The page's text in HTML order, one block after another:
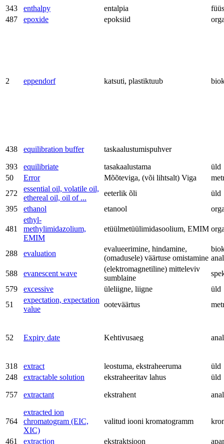
343
enthalpy entalpia
487
epoxide epoksiid
2 eppendorf katsuti, plastiktuub
438 equilibration buffer taskaalustumispuhver
393 equilibriate tasakaalustama
üld
50
Error Mõõteviga, (või lihtsalt) Viga
272
essential oil, volatile oil,
ethereal oil, oil of ...
eeterlik õli
üld
395
ethanol etanool
481
ethyl-
methylimidazolium,
EMIM
etüülmetüülimidasoolium, EMIM
288 evaluation
evalueerimine, hindamine,
(omadusele) väärtuse omistamine
588
evanescent wave
(elektromagnetiline) mitteleviv
sumblaine
579
excessive üleliigne, liigne
üld
51
expectation, expectation
value
ooteväärtus
52 Expiry date Kehtivusaeg
318 extract leostuma, ekstraheeruma
üld
248
extractable solution ekstraheeritav lahus üld
757 extractant ekstrahent
764
extracted ion
chromatogram (EIC,
XIC)
valitud iooni kromatogramm
461 extraction ekstraktsioon